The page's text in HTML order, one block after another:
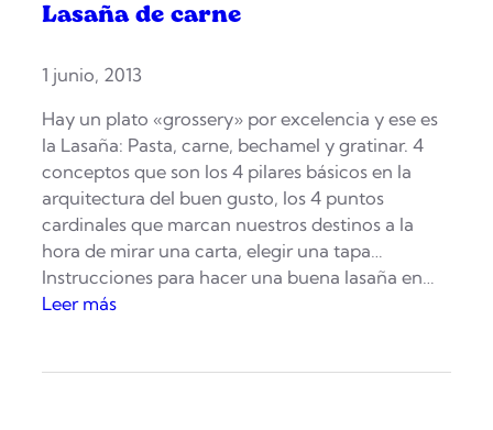
Lasaña de carne
1 junio, 2013
Hay un plato «grossery» por excelencia y ese es
la Lasaña: Pasta, carne, bechamel y gratinar. 4
conceptos que son los 4 pilares básicos en la
arquitectura del buen gusto, los 4 puntos
cardinales que marcan nuestros destinos a la
hora de mirar una carta, elegir una tapa…
Instrucciones para hacer una buena lasaña en…
Leer más: